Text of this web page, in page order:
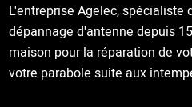
L'entreprise Agelec, spécialiste
dépannage d'antenne depuis
maison pour la réparation de
votre parabole suite aux